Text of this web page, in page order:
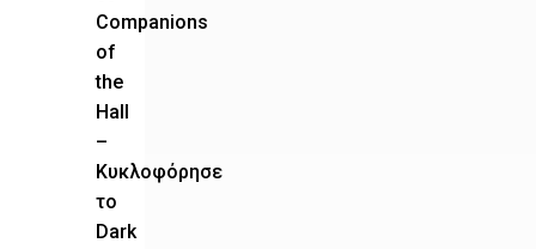
Companions
of
the
Hall
–
Κυκλοφόρησε
το
Dark